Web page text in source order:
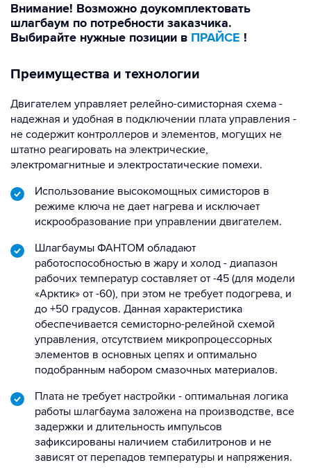
Внимание! Возможно доукомплектовать
шлагбаум по потребности заказчика.
Выбирайте нужные позиции в ПРАЙСЕ !
Преимущества и технологии
Двигателем управляет релейно-симисторная схема -
надежная и удобная в подключении плата управления -
не содержит контроллеров и элементов, могущих не
штатно реагировать на электрические,
электромагнитные и электростатические помехи.
Использование высокомощных симисторов в
режиме ключа не дает нагрева и исключает
искрообразование при управлении двигателем.
Шлагбаумы ФАНТОМ обладают
работоспособностью в жару и холод - диапазон
рабочих температур составляет от -45 (для модели
«Арктик» от -60), при этом не требует подогрева, и
до +50 градусов. Данная характеристика
обеспечивается семисторно-релейной схемой
управления, отсутствием микропроцессорных
элементов в основных цепях и оптимально
подобранным набором смазочных материалов.
Плата не требует настройки - оптимальная логика
работы шлагбаума заложена на производстве, все
задержки и длительность импульсов
зафиксированы наличием стабилитронов и не
зависят от перепадов температуры и напряжения.